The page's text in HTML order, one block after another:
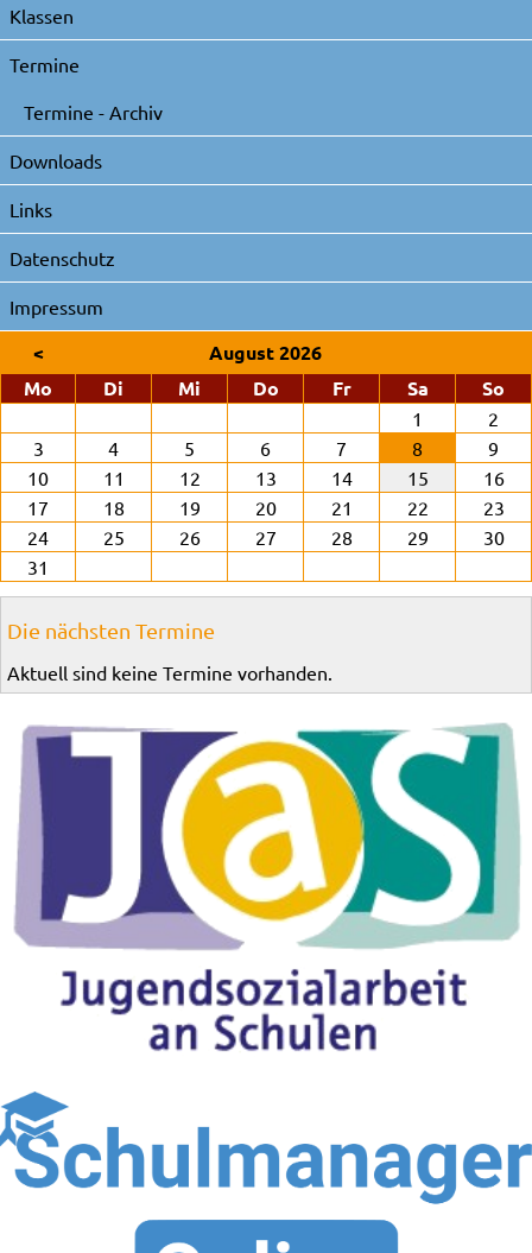
Klassen
Termine
Termine - Archiv
Downloads
Links
Datenschutz
Impressum
<
August 2026
Mo
Di enstagMi ttwochDonnerstag
Freitag SamstagSo
1
2
3
4 5 6 7 8
9
10
11 12 13 14 15
16
17
18 19 20 21 22
23
24
25 26 27 28 29
30
31
Die nächsten Termine
Aktuell sind keine Termine vorhanden.